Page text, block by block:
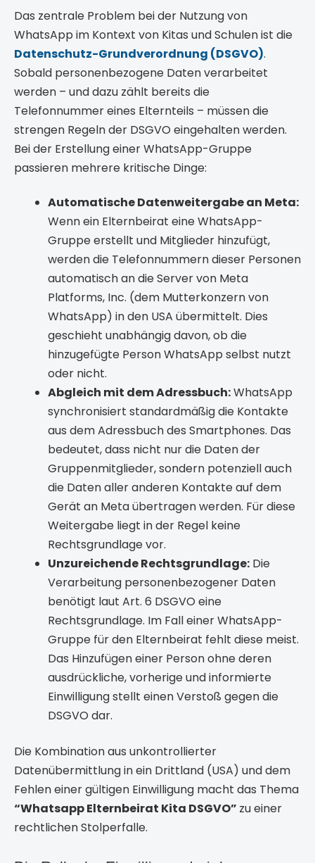
Das zentrale Problem bei der Nutzung von
WhatsApp im Kontext von Kitas und Schulen ist die
Datenschutz-Grundverordnung (DSGVO).
Sobald personenbezogene Daten verarbeitet
werden – und dazu zählt bereits die
Telefonnummer eines Elternteils – müssen die
strengen Regeln der DSGVO eingehalten werden.
Bei der Erstellung einer WhatsApp-Gruppe
passieren mehrere kritische Dinge:
Automatische Datenweitergabe an Meta:
Wenn ein Elternbeirat eine WhatsApp-
Gruppe erstellt und Mitglieder hinzufügt,
werden die Telefonnummern dieser Personen
automatisch an die Server von Meta
Platforms, Inc. (dem Mutterkonzern von
WhatsApp) in den USA übermittelt. Dies
geschieht unabhängig davon, ob die
hinzugefügte Person WhatsApp selbst nutzt
oder nicht.
Abgleich mit dem Adressbuch:WhatsApp
synchronisiert standardmäßig die Kontakte
aus dem Adressbuch des Smartphones. Das
bedeutet, dass nicht nur die Daten der
Gruppenmitglieder, sondern potenziell auch
die Daten aller anderen Kontakte auf dem
Gerät an Meta übertragen werden. Für diese
Weitergabe liegt in der Regel keine
Rechtsgrundlage vor.
Unzureichende Rechtsgrundlage: Die
Verarbeitung personenbezogener Daten
benötigt laut Art. 6 DSGVO eine
Rechtsgrundlage. Im Fall einer WhatsApp-
Gruppe für den Elternbeirat fehlt diese meist.
Das Hinzufügen einer Person ohne deren
ausdrückliche, vorherige und informierte
Einwilligung stellt einen Verstoß gegen die
DSGVO dar.
Die Kombination aus unkontrollierter
Datenübermittlung in ein Drittland (USA) und dem
Fehlen einer gültigen Einwilligung macht das Thema
“Whatsapp Elternbeirat Kita DSGVO” zu einer
rechtlichen Stolperfalle.